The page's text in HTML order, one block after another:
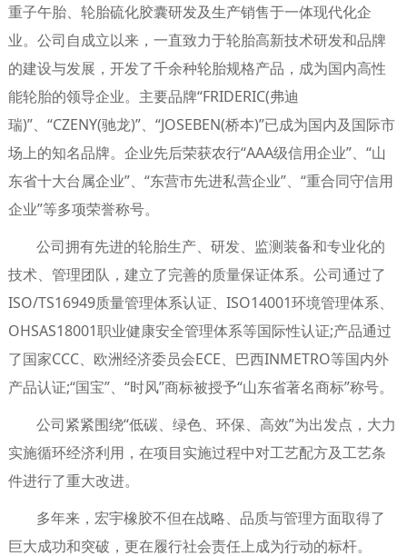
重子午胎、轮胎硫化胶囊研发及生产销售于一体现代化企
业。公司自成立以来，一直致力于轮胎高新技术研发和品牌
的建设与发展，开发了千余种轮胎规格产品，成为国内高性
能轮胎的领导企业。主要品牌“FRIDERIC(弗迪
瑞)”、“CZENY(驰龙)”、“JOSEBEN(桥本)”已成为国内及国际市
场上的知名品牌。企业先后荣获农行“AAA级信用企业”、“山
东省十大台属企业”、“东营市先进私营企业”、“重合同守信用
企业”等多项荣誉称号。
公司拥有先进的轮胎生产、研发、监测装备和专业化的
技术、管理团队，建立了完善的质量保证体系。公司通过了
ISO/TS16949质量管理体系认证、ISO14001环境管理体系、
OHSAS18001职业健康安全管理体系等国际性认证;产品通过
了国家CCC、欧洲经济委员会ECE、巴西INMETRO等国内外
产品认证;“国宝”、“时风”商标被授予“山东省著名商标”称号。
公司紧紧围绕“低碳、绿色、环保、高效”为出发点，大力
实施循环经济利用，在项目实施过程中对工艺配方及工艺条
件进行了重大改进。
多年来，宏宇橡胶不但在战略、品质与管理方面取得了
巨大成功和突破，更在履行社会责任上成为行动的标杆。